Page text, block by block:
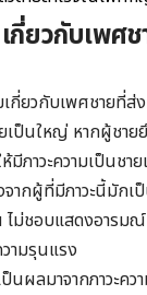
เกี่ยวกับเพ
เกี่ยวกับเพศชายที่ส่
เป็นใหญ่ หากผู้ชา
ห้มีภาวะความเป็นช
ากผู้ที่มีภาวะนี้มักเ
ม่ชอบแสดงอารมณ์
ามรุนแรง
นผลมาจากภาวะคว